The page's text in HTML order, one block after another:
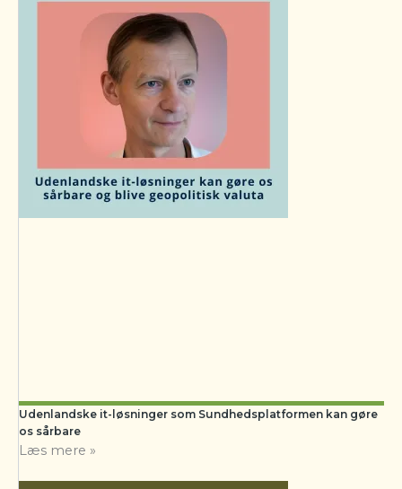
Udenlandske it-løsninger som Sundhedsplatformen kan gøre
os sårbare
Læs mere »